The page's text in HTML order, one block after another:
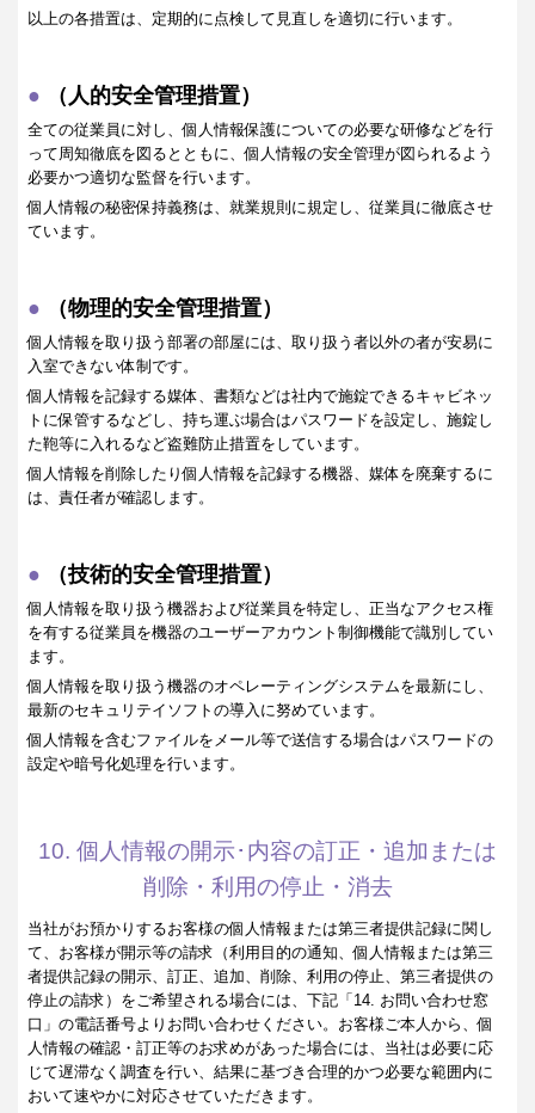
以上の各措置は、定期的に点検して見直しを適切に行います。
（人的安全管理措置）
全ての従業員に対し、個人情報保護についての必要な研修などを行
って周知徹底を図るとともに、個人情報の安全管理が図られるよう
必要かつ適切な監督を行います。
個人情報の秘密保持義務は、就業規則に規定し、従業員に徹底させ
ています。
（物理的安全管理措置）
個人情報を取り扱う部署の部屋には、取り扱う者以外の者が安易に
入室できない体制です。
個人情報を記録する媒体、書類などは社内で施錠できるキャビネッ
トに保管するなどし、持ち運ぶ場合はパスワードを設定し、施錠し
た鞄等に入れるなど盗難防止措置をしています。
個人情報を削除したり個人情報を記録する機器、媒体を廃棄するに
は、責任者が確認します。
（技術的安全管理措置）
個人情報を取り扱う機器および従業員を特定し、正当なアクセス権
を有する従業員を機器のユーザーアカウント制御機能で識別してい
ます。
個人情報を取り扱う機器のオペレーティングシステムを最新にし、
最新のセキュリテイソフトの導入に努めています。
個人情報を含むファイルをメール等で送信する場合はパスワードの
設定や暗号化処理を行います。
10. 個人情報の開示･内容の訂正・追加または
削除・利用の停止・消去
当社がお預かりするお客様の個人情報または第三者提供記録に関し
て、お客様が開示等の請求（利用目的の通知、個人情報または第三
者提供記録の開示、訂正、追加、削除、利用の停止、第三者提供の
停止の請求）をご希望される場合には、下記「14. お問い合わせ窓
口」の電話番号よりお問い合わせください。お客様ご本人から、個
人情報の確認・訂正等のお求めがあった場合には、当社は必要に応
じて遅滞なく調査を行い、結果に基づき合理的かつ必要な範囲内に
おいて速やかに対応させていただきます。